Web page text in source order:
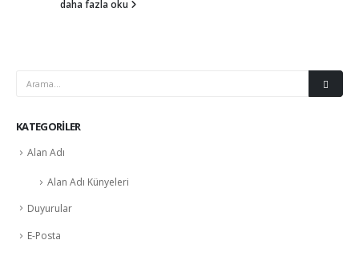
daha fazla oku
KATEGORILER
Alan Adı
Alan Adı Künyeleri
Duyurular
E-Posta